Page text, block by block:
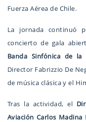
Fuerza Aérea de Chile.
La jornada continuó
concierto de gala
Banda Sinfónica de la
Director Fabrizzio De
de música clásica y el
Tras la actividad, el
Aviación Carlos Madina